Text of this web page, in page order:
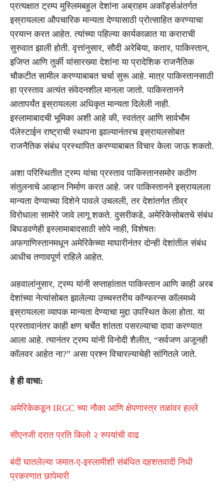
प्रत्यक्षात ट्रम्प मुस्लिमबहुल देशांना अब्राहम अकॉर्ड्सअंतर्गत
इस्रायलला औपचारिक मान्यता देण्यासाठी प्रोत्साहित करण्याचा
प्रयत्न करत आहेत. त्यांच्या पहिल्या कार्यकाळात या कराराची
सुरुवात झाली होती. वृत्तांनुसार, सौदी अरेबिया, कतार, पाकिस्तान,
इजिप्त आणि तुर्की यांसारख्या देशांना या प्रादेशिक राजनैतिक
चौकटीत सामील करण्याबाबत चर्चा सुरू आहे. मात्र पाकिस्तानसाठी
हा प्रस्ताव अत्यंत संवेदनशील मानला जातो. पाकिस्तानने
आतापर्यंत इस्रायलला अधिकृत मान्यता दिलेली नाही.
इस्लामाबादची भूमिका अशी आहे की, स्वतंत्र आणि सार्वभौम
पॅलेस्टाईन राष्ट्राची स्थापना झाल्यानंतरच इस्रायलसोबत
राजनैतिक संबंध प्रस्थापित करण्याबाबत विचार केला जाऊ शकतो.
अशा परिस्थितीत ट्रम्प यांचा प्रस्ताव पाकिस्तानसमोर कठीण
संतुलनाचे आव्हान निर्माण करत आहे. जर पाकिस्तानने इस्रायलला
मान्यता देण्याच्या दिशेने पावले उचलली, तर देशांतर्गत तीव्र
विरोधाला सामोरे जावे लागू शकते. दुसरीकडे, अमेरिकेसोबतचे संबंध
बिघडवणेही इस्लामाबादसाठी सोपे नाही, विशेषतः
अफगाणिस्तानमधून अमेरिकेच्या माघारीनंतर दोन्ही देशांतील संबंध
आधीच तणावपूर्ण राहिले आहेत.
अहवालांनुसार, ट्रम्प यांनी सप्ताहांतात पाकिस्तान आणि काही अरब
देशांच्या नेत्यांसोबत झालेल्या उच्चस्तरीय कॉन्फरन्स कॉलमध्ये
इस्रायलला व्यापक मान्यता देण्याचा मुद्दा उपस्थित केला होता. या
प्रस्तावानंतर काही क्षण चर्चेत शांतता पसरल्याचा दावा करण्यात
आला आहे. त्यानंतर ट्रम्प यांनी विनोदी शैलीत, “सर्वजण अजूनही
कॉलवर आहेत ना?” असा प्रश्न विचारल्याचेही सांगितले जाते.
हे ही वाचा:
अमेरिकेकडून IRGC च्या नौका आणि क्षेपणास्त्र तळांवर हल्ले
सीएनजी दरात प्रति किलो २ रुपयांची वाढ
बंदी घातलेल्या जमात-ए-इस्लामीशी संबंधित दहशतवादी निधी
प्रकरणात छापेमारी